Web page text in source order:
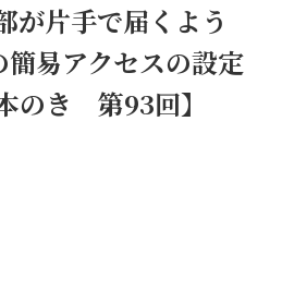
が片手で届くよう
易アクセスの設定
のき 第93回】